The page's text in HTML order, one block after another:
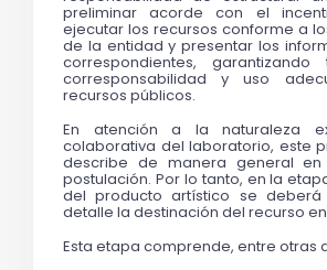
preliminar acorde con el
ejecutar los recursos conforme a
de la entidad y presentar los
correspondientes, garantizando
corresponsabilidad y uso
recursos públicos.
En atención a la naturaleza
colaborativa del laboratorio, este
describe de manera general
postulación. Por lo tanto, en la
del producto artístico se deberá
detalle la destinación del recurso
Esta etapa comprende, entre otras